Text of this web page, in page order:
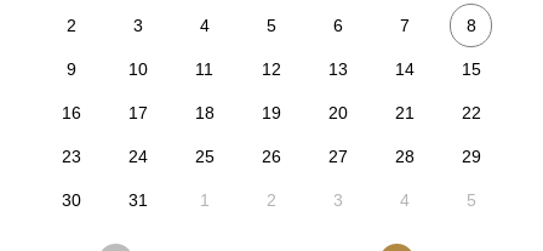
2 3 4 5 6 7 8
9 10 11 12 13 14 15
16 17 18 19 20 21 22
23 24 25 26 27 28 29
30 31 1 2 3 4 5